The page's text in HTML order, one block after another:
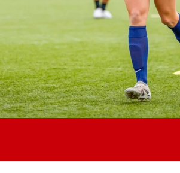
Jong AZ
Seizoenkaart